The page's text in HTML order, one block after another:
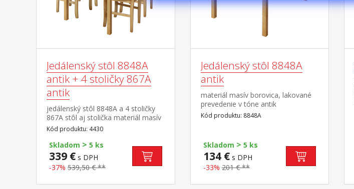
Jedálenský stôl 8848A
antik + 4 stoličky 867A
antik
jedálenský stôl 8848A a 4 stoličky
867A stôl aj stolička materiál masív
borovica, lakované prevedenie v
tóne antik výška sedu stoličky 45,5
cm rozmer stola (š/h/v): 118 × 75 ×
73 cm rozmer stoličky (š/h/v): 42 ×
42 × 91 cm
Kód produktu: 4430
Skladom > 5 ks
339 € s DPH
-37% 539,50 € **
Jedálenský stôl 8848A
antik
materiál masív borovica, lakované
prevedenie v tóne antik
Kód produktu: 8848A
Skladom > 5 ks
134 €s DPH
-33% 201 € **